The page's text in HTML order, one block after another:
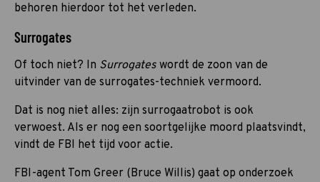
behoren hierdoor tot het verleden.
Surrogates
Of toch niet? In Surrogates wordt de zoon van de
uitvinder van de surrogates-techniek vermoord.
Dat is nog niet alles: zijn surrogaatrobot is ook
verwoest. Als er nog een soortgelijke moord plaatsvindt,
vindt de FBI het tijd voor actie.
FBI-agent Tom Greer (Bruce Willis) gaat op onderzoek